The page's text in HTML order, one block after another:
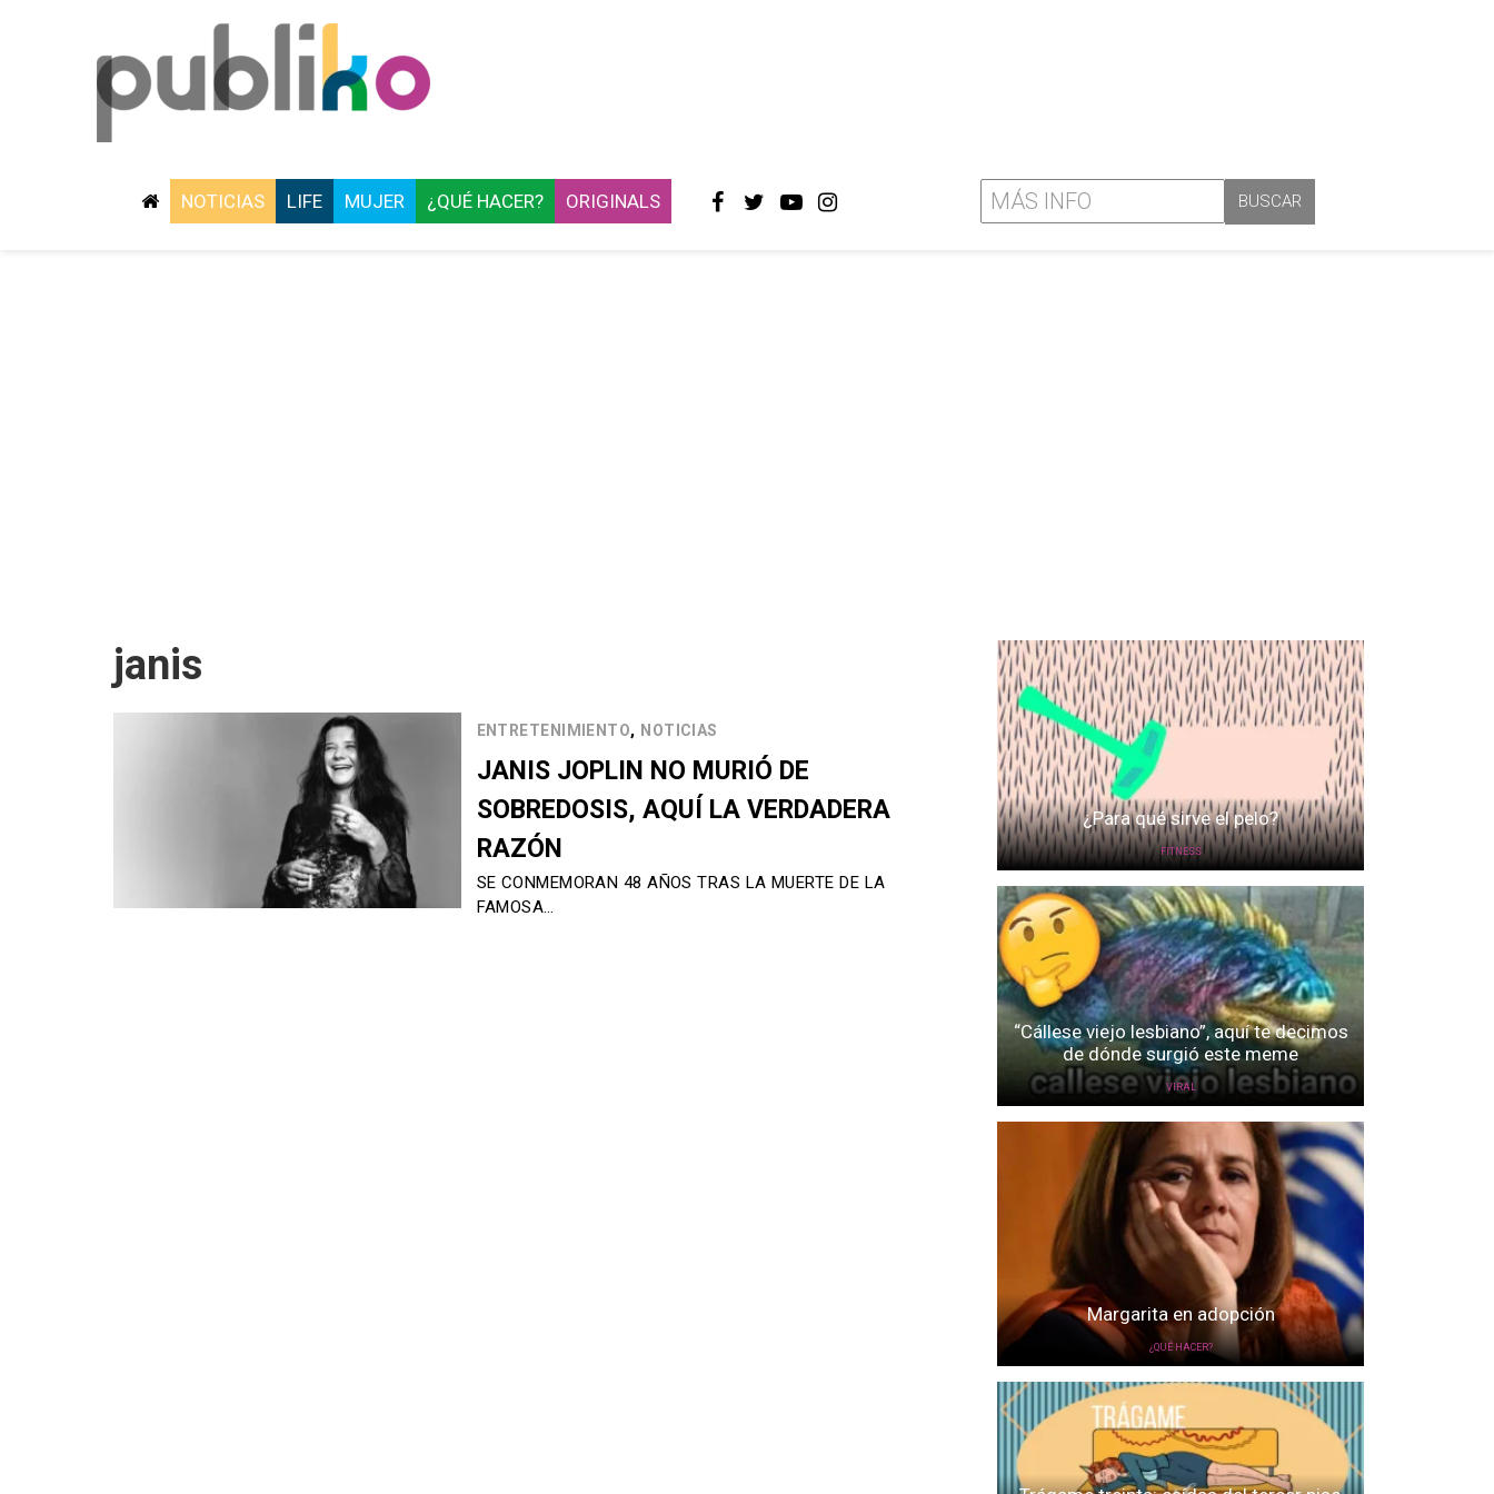
NOTICIAS LIFE MUJER ¿QUÉ HACER? ORIGINALS
janis
ENTRETENIMIENTO, NOTICIAS
JANIS JOPLIN NO MURIÓ DE
SOBREDOSIS, AQUÍ LA VERDADERA
RAZÓN
SE CONMEMORAN 48 AÑOS TRAS LA MUERTE DE LA
FAMOSA…
¿Para qué sirve el pelo?
FITNESS
“Cállese viejo lesbiano”, aquí te decimos
de dónde surgió este meme
VIRAL
Margarita en adopción
¿QUÉ HACER?